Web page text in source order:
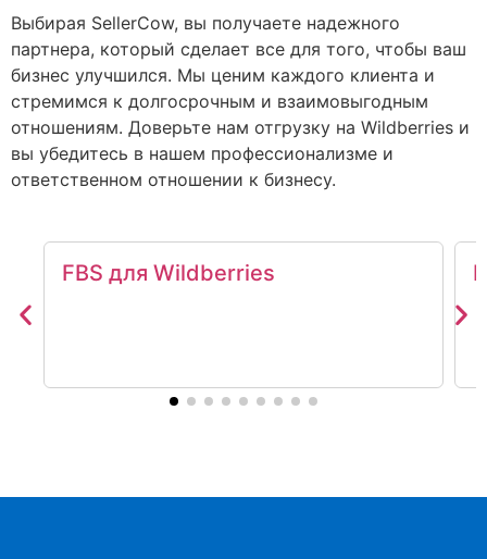
Выбирая SellerCow, вы получаете надежного
партнера, который сделает все для того, чтобы ваш
бизнес улучшился. Мы ценим каждого клиента и
стремимся к долгосрочным и взаимовыгодным
отношениям. Доверьте нам отгрузку на Wildberries и
вы убедитесь в нашем профессионализме и
ответственном отношении к бизнесу.
FBS для Wildberries